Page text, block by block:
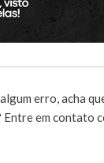
erro, acha
Entre em contato